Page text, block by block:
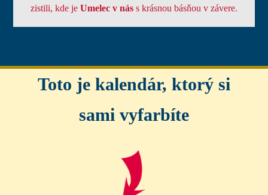
zistili, kde je Umelec v nás s krásnou básňou v závere.
Toto je kalendár, ktorý si
sami vyfarbíte